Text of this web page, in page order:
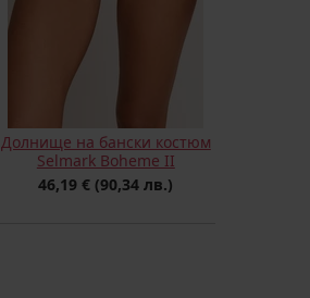
Долнище на бански костюм
Selmark Boheme II
46,19 € (90,34 лв.)